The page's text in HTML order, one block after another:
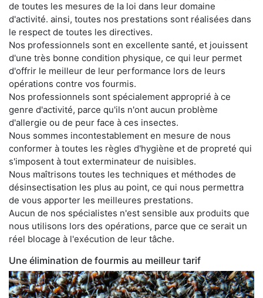
de toutes les mesures de la loi dans leur domaine
d'activité. ainsi, toutes nos prestations sont réalisées dans
le respect de toutes les directives.
Nos professionnels sont en excellente santé, et jouissent
d'une très bonne condition physique, ce qui leur permet
d'offrir le meilleur de leur performance lors de leurs
opérations contre vos fourmis.
Nos professionnels sont spécialement approprié à ce
genre d'activité, parce qu'ils n'ont aucun problème
d'allergie ou de peur face à ces insectes.
Nous sommes incontestablement en mesure de nous
conformer à toutes les règles d'hygiène et de propreté qui
s'imposent à tout exterminateur de nuisibles.
Nous maîtrisons toutes les techniques et méthodes de
désinsectisation les plus au point, ce qui nous permettra
de vous apporter les meilleures prestations.
Aucun de nos spécialistes n'est sensible aux produits que
nous utilisons lors des opérations, parce que ce serait un
réel blocage à l'exécution de leur tâche.
Une élimination de fourmis au meilleur tarif